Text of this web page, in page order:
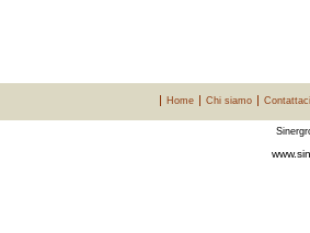
Home Chi siamo Contattaci